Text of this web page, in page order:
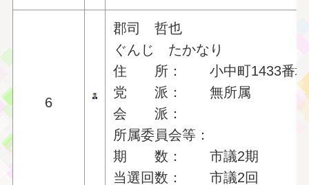
6
郡司 哲也
ぐんじ たかなり
住 所： 小中町1433番地
党 派： 無所属
会 派：
所属委員会等：
期 数： 市議2期
当選回数： 市議2回